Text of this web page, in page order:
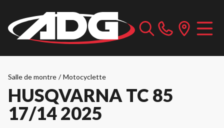
Salle de montre / Motocyclette
HUSQVARNA TC 85
17/14 2025